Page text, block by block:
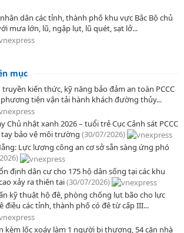
dân các tỉnh, thành phố khu vực Bắc Bộ chủ
mưa lớn, lũ, ngập lụt, lũ quét, sạt lở...
mục
truyền kiến thức, kỹ năng bảo đảm an toàn PCCC
phương tiện vận tải hành khách đường thủy...
Chủ nhật xanh 2026 – tuổi trẻ Cục Cảnh sát PCCC
tay bảo vệ môi trường (30/07/2026)
Lực lượng công an cơ sở sẵn sàng ứng phó
định dân cư cho 175 hộ dân sống tại các khu
xảy ra thiên tai(30/07/2026)
kỹ thuật hộ đê, phòng chống lụt bão cho lực
điều các tỉnh, thành phố có đê từ cấp III...
kèm lốc xoáy làm 1 người bị thương, 54 căn nhà